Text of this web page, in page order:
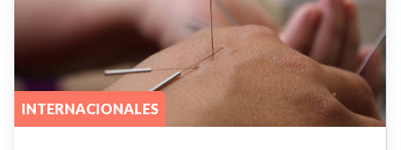
INTERNACIONALES